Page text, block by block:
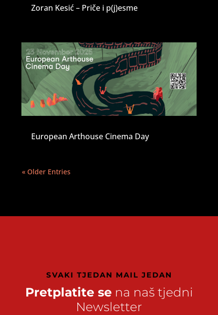
Zoran Kesić – Priče i p(j)esme
European Arthouse Cinema Day
« Older Entries
SVAKI TJEDAN MAIL JEDAN
Pretplatite se na naš tjedni
Newsletter